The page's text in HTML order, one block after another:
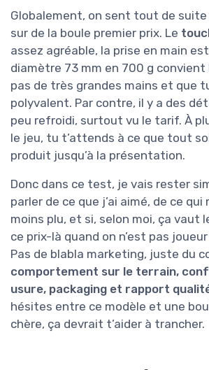
Globalement, on sent tout de suite
sur de la boule premier prix. Le
assez agréable, la prise en main
diamètre 73 mm en 700 g convient
pas de très grandes mains et que
polyvalent. Par contre, il y a des
peu refroidi, surtout vu le tarif. À
le jeu, tu t’attends à ce que tout
produit jusqu’à la présentation.
Donc dans ce test, je vais rester
parler de ce que j’ai aimé, de ce qui
moins plu, et si, selon moi, ça vaut
ce prix-là quand on n’est pas
Pas de blabla marketing, juste du
comportement sur le terrain,
usure, packaging et rapport
hésites entre ce modèle et une
chère, ça devrait t’aider à trancher.